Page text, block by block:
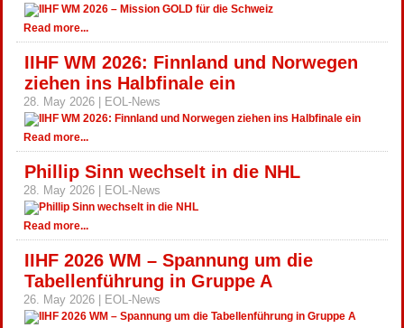
Read more...
IIHF WM 2026: Finnland und Norwegen
ziehen ins Halbfinale ein
28. May 2026 | EOL-News
Read more...
Phillip Sinn wechselt in die NHL
28. May 2026 | EOL-News
Read more...
IIHF 2026 WM – Spannung um die
Tabellenführung in Gruppe A
26. May 2026 | EOL-News